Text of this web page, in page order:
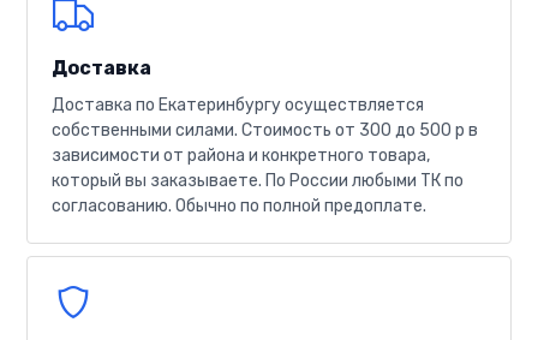
Доставка
Доставка по Екатеринбургу осуществляется
собственными силами. Стоимость от 300 до 500 р в
зависимости от района и конкретного товара,
который вы заказываете. По России любыми ТК по
согласованию. Обычно по полной предоплате.